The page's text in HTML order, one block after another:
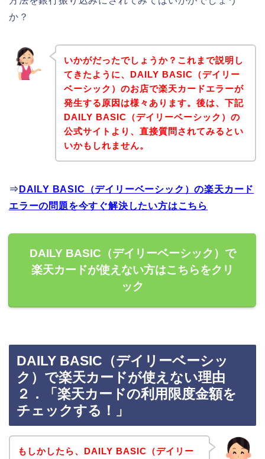
か？
いかがだったでしょうか？これまで説明し
てきたように、DAILY BASIC（デイリー
ベーシック）のお店で楽天カードエラーが
発生する原因は様々あります。後は、下記
DAILY BASIC（デイリーベーシック）の
公式サイトより、直接質問されてみるとい
いかもしれません。
⇒ DAILY BASIC（デイリーベーシック）の楽天カード
エラーの問題を今すぐ解決したい方はこちら
DAILY BASIC（デイリーベーシック）で
楽天カードが使えない方はこちらをクリ
ック
DAILY BASIC（デイリーベーシッ
ク）で楽天カードが使えない理由
２．「楽天カードの利用限度金額を
チェックする！」
もしかしたら、DAILY BASIC（デイリー